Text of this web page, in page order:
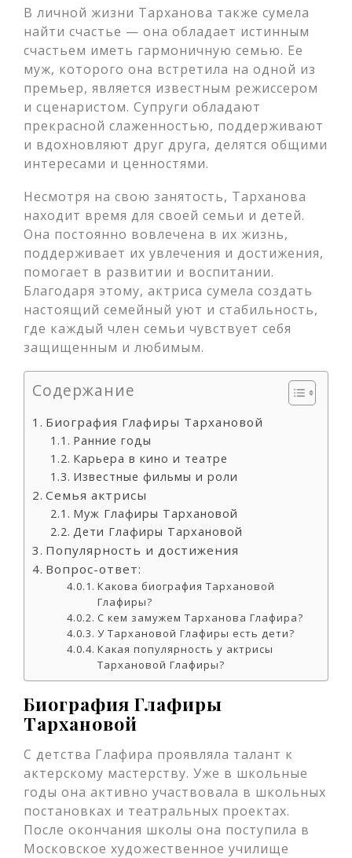
В личной жизни Тарханова также сумела
найти счастье — она обладает истинным
счастьем иметь гармоничную семью. Ее
муж, которого она встретила на одной из
премьер, является известным режиссером
и сценаристом. Супруги обладают
прекрасной слаженностью, поддерживают
и вдохновляют друг друга, делятся общими
интересами и ценностями.
Несмотря на свою занятость, Тарханова
находит время для своей семьи и детей.
Она постоянно вовлечена в их жизнь,
поддерживает их увлечения и достижения,
помогает в развитии и воспитании.
Благодаря этому, актриса сумела создать
настоящий семейный уют и стабильность,
где каждый член семьи чувствует себя
защищенным и любимым.
Содержание
Биография Глафиры Тархановой
Ранние годы
Карьера в кино и театре
Известные фильмы и роли
Семья актрисы
Муж Глафиры Тархановой
Дети Глафиры Тархановой
Популярность и достижения
Вопрос-ответ:
Какова биография Тархановой
Глафиры?
С кем замужем Тарханова Глафира?
У Тархановой Глафиры есть дети?
Какая популярность у актрисы
Тархановой Глафиры?
Биография Глафиры
Тархановой
С детства Глафира проявляла талант к
актерскому мастерству. Уже в школьные
годы она активно участвовала в школьных
постановках и театральных проектах.
После окончания школы она поступила в
Московское художественное училище